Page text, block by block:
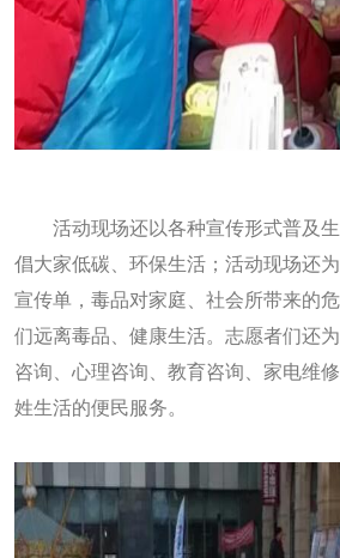
活动现场还以各种宣传形式普及生
倡大家低碳、环保生活；活动现场还
宣传单，毒品对家庭、社会所带来的
们远离毒品、健康生活。志愿者们还
咨询、心理咨询、教育咨询、家电维
姓生活的便民服务。